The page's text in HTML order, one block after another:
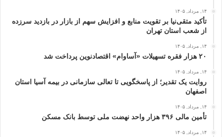
۱۴, مرداد, ۱۴۰۵
تأکید متقی‌نیا بر تقویت منابع و افزایش سهم از بازار در بازدید سرزده
از شعب استان تهران
۱۴, مرداد, ۱۴۰۵
۲۰ هزار فقره تسهیلات «آساوام» اقتصادنوین پرداخت شد
۱۴, مرداد, ۱۴۰۵
روایت یک تقدیر؛ از پاسخگویی تا تعالی سازمانی در بیمه آسیا استان
اصفهان
۱۴, مرداد, ۱۴۰۵
تأمین مالی ۳۹۶ هزار واحد نهضت ملی توسط بانک مسکن
۱۴, مرداد, ۱۴۰۵